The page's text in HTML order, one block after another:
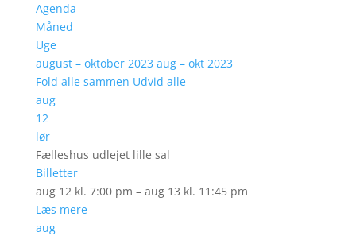
Agenda
Måned
Uge
august – oktober 2023 aug – okt 2023
Fold alle sammen Udvid alle
aug
12
lør
Fælleshus udlejet lille sal
Billetter
aug 12 kl. 7:00 pm – aug 13 kl. 11:45 pm
Læs mere
aug